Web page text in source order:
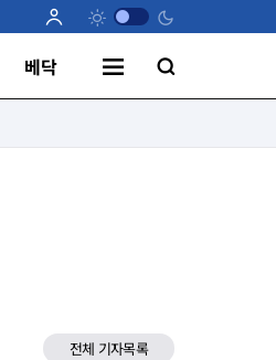
베닥
전체 기자목록